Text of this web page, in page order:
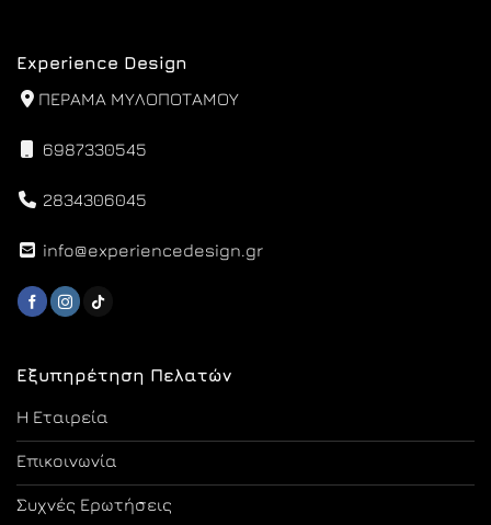
Εξυπηρέτηση Πελατών
Η Εταιρεία
Επικοινωνία
Συχνές Ερωτήσεις
Experience Design
ΠΕΡΑΜΑ ΜΥΛΟΠΟΤΑΜΟΥ
6987330545
2834306045
info@experiencedesign.gr